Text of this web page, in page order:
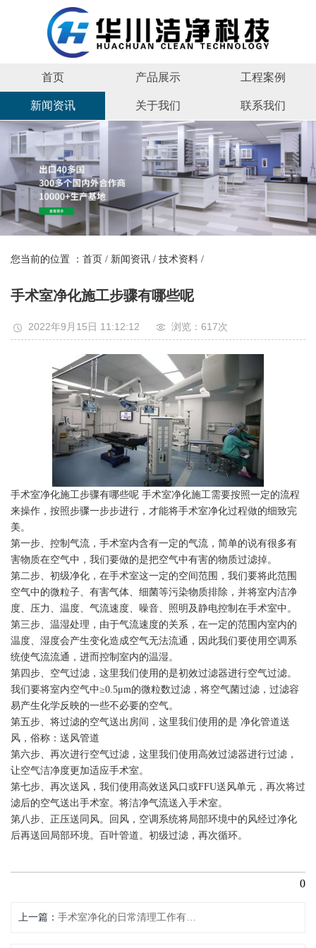
首页 产品展示 工程案例
新闻资讯 关于我们 联系我们
您当前的位置 ： 首页 / 新闻资讯 / 技术资料 /
手术室净化施工步骤有哪些呢
2022年9月15日 11:12:12 浏览：617次
手术室净化施工步骤有哪些呢 手术室净化施工需要按照一定的流程
来操作，按照步骤一步步进行，才能将手术室净化过程做的细致完
美。
第一步、控制气流，手术室内含有一定的气流，简单的说有很多有
害物质在空气中，我们要做的是把空气中有害的物质过滤掉。
第二步、初级净化，在手术室这一定的空间范围，我们要将此范围
空气中的微粒子、有害气体、细菌等污染物质排除，并将室内洁净
度、压力、温度、气流速度、噪音、照明及静电控制在手术室中。
第三步、温湿处理，由于气流速度的关系，在一定的范围内室内的
温度、湿度会产生变化造成空气无法流通，因此我们要使用空调系
统使气流流通，进而控制室内的温湿。
第四步、空气过滤，这里我们使用的是初效过滤器进行空气过滤。
我们要将室内空气中≥0.5μm的微粒数过滤，将空气菌过滤，过滤容
易产生化学反映的一些不必要的空气。
第五步、将过滤的空气送出房间，这里我们使用的是 净化管道送
风，俗称：送风管道
第六步、再次进行空气过滤，这里我们使用高效过滤器进行过滤，
让空气洁净度更加适应手术室。
第七步、再次送风，我们使用高效送风口或FFU送风单元，再次将过
滤后的空气送出手术室。将洁净气流送入手术室。
第八步、正压送同风。回风，空调系统将局部环境中的风经过净化
后再送回局部环境。百叶管道。初级过滤，再次循环。
0
上一篇 手术室净化的日常清理工作有那些